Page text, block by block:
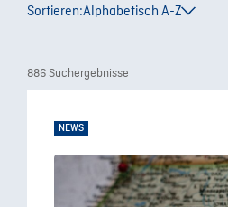
Sortieren:Alphabetisch A-Z
886 Suchergebnisse
NEWS